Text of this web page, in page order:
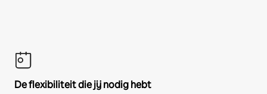
De flexibiliteit die jij nodig hebt